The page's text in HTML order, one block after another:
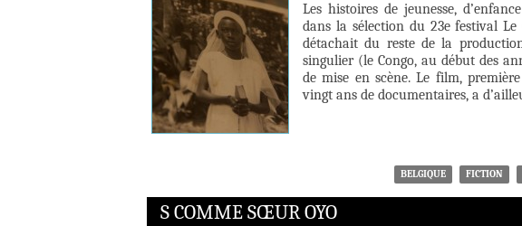
Les histoires de jeunesse,
dans la sélection du 23e festival
détachait du reste de la
singulier (le Congo, au début des
de mise en scène. Le film,
vingt ans de documentaires, a
BELGIQUE FICTION
S COMME SŒUR OYO